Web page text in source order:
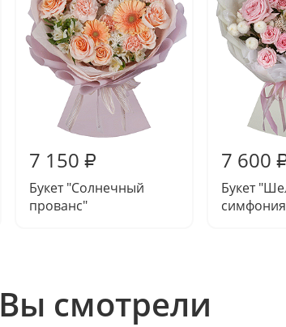
7 150 ₽
Букет "Солнечный
прованс"
7 600
Букет
Вы смотрели